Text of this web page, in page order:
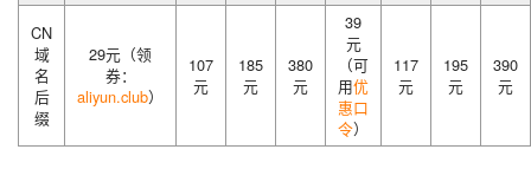
CN
域
名
后
缀
29元（领
券：
aliyun.club）
107
元
185
元
380
元
39
元
（可
用优
惠口
令）
117
元
195
元
390
元